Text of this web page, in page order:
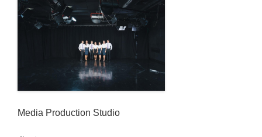
Media Production Studio